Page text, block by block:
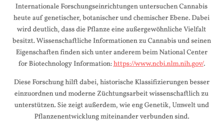
Internationale Forschungseinrichtungen untersuchen Cannabis
heute auf genetischer, botanischer und chemischer Ebene. Dabei
wird deutlich, dass die Pflanze eine außergewöhnliche Vielfalt
besitzt. Wissenschaftliche Informationen zu Cannabis und seinen
Eigenschaften finden sich unter anderem beim National Center
for Biotechnology Information:https://www.ncbi.nlm.nih.gov/.
Diese Forschung hilft dabei, historische Klassifizierungen besser
einzuordnen und moderne Züchtungsarbeit wissenschaftlich zu
unterstützen. Sie zeigt außerdem, wie eng Genetik, Umwelt und
Pflanzenentwicklung miteinander verbunden sind.